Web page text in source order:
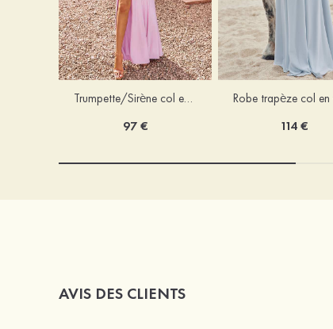
Trumpette/Sirène col en v jersey ras du sol robe de demoiselle d'honneur
97 € 114 €
AVIS DES CLIENTS